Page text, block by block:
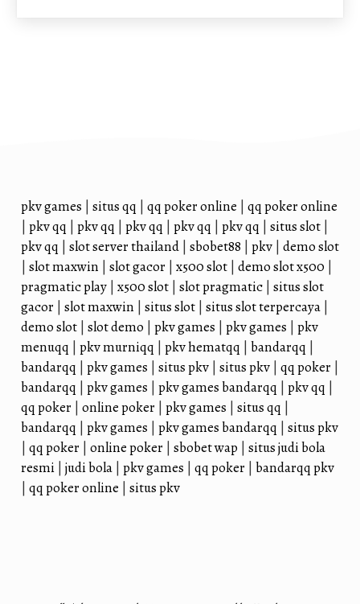
pkv games | situs qq | qq poker online | qq poker online
| pkv qq | pkv qq | pkv qq | pkv qq | pkv qq | situs slot |
pkv qq | slot server thailand | sbobet88 | pkv | demo slot
| slot maxwin | slot gacor | x500 slot | demo slot x500 |
pragmatic play | x500 slot | slot pragmatic | situs slot
gacor | slot maxwin | situs slot | situs slot terpercaya |
demo slot | slot demo | pkv games | pkv games | pkv
menuqq | pkv murniqq | pkv hematqq | bandarqq |
bandarqq | pkv games | situs pkv | situs pkv | qq poker |
bandarqq | pkv games | pkv games bandarqq | pkv qq |
qq poker | online poker | pkv games | situs qq |
bandarqq | pkv games | pkv games bandarqq | situs pkv
| qq poker | online poker | sbobet wap | situs judi bola
resmi | judi bola | pkv games | qq poker | bandarqq pkv
| qq poker online | situs pkv